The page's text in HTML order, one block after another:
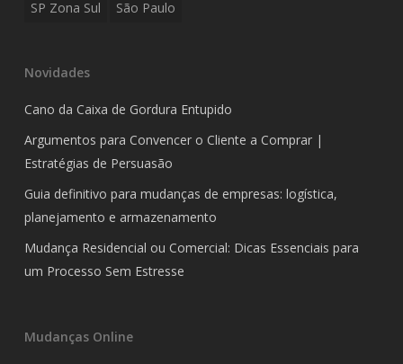
SP Zona Sul
São Paulo
Novidades
Cano da Caixa de Gordura Entupido
Argumentos para Convencer o Cliente a Comprar |
Estratégias de Persuasão
Guia definitivo para mudanças de empresas: logística,
planejamento e armazenamento
Mudança Residencial ou Comercial: Dicas Essenciais para
um Processo Sem Estresse
Mudanças Online